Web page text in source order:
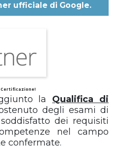
ufficiale di Google.
Certificazione!
la Qualifica di
degli esami di
dei requisiti
nel campo
confermate.